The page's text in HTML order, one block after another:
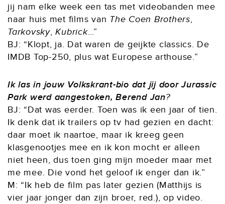
jij nam elke week een tas met videobanden mee
naar huis met films van The Coen Brothers,
Tarkovsky,Kubrick…”
BJ: “Klopt, ja. Dat waren de geijkte classics. De
IMDB Top-250, plus wat Europese arthouse.”
Ik las in jouw Volkskrant-bio dat jij door Jurassic
Park werd aangestoken, Berend Jan?
BJ: “Dat was eerder. Toen was ik een jaar of tien.
Ik denk dat ik trailers op tv had gezien en dacht:
daar moet ik naartoe, maar ik kreeg geen
klasgenootjes mee en ik kon mocht er alleen
niet heen, dus toen ging mijn moeder maar met
me mee. Die vond het geloof ik enger dan ik.”
M: “Ik heb de film pas later gezien (Matthijs is
vier jaar jonger dan zijn broer, red.), op video.